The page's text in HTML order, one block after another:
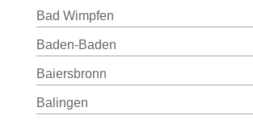
Bad Wimpfen
Baden-Baden
Baiersbronn
Balingen